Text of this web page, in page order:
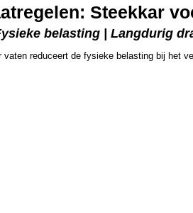
Steekkar
belasting | Langdurig
reduceert de fysieke belasting bij het